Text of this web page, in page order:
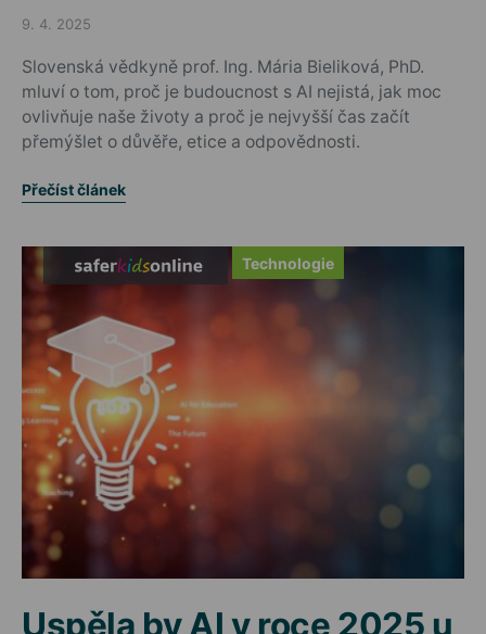
Posted on
9. 4. 2025
Slovenská vědkyně prof. Ing. Mária Bieliková, PhD.
mluví o tom, proč je budoucnost s AI nejistá, jak moc
ovlivňuje naše životy a proč je nejvyšší čas začít
přemýšlet o důvěře, etice a odpovědnosti.
Přečíst článek
Technologie
Uspěla by AI v roce 2025 u